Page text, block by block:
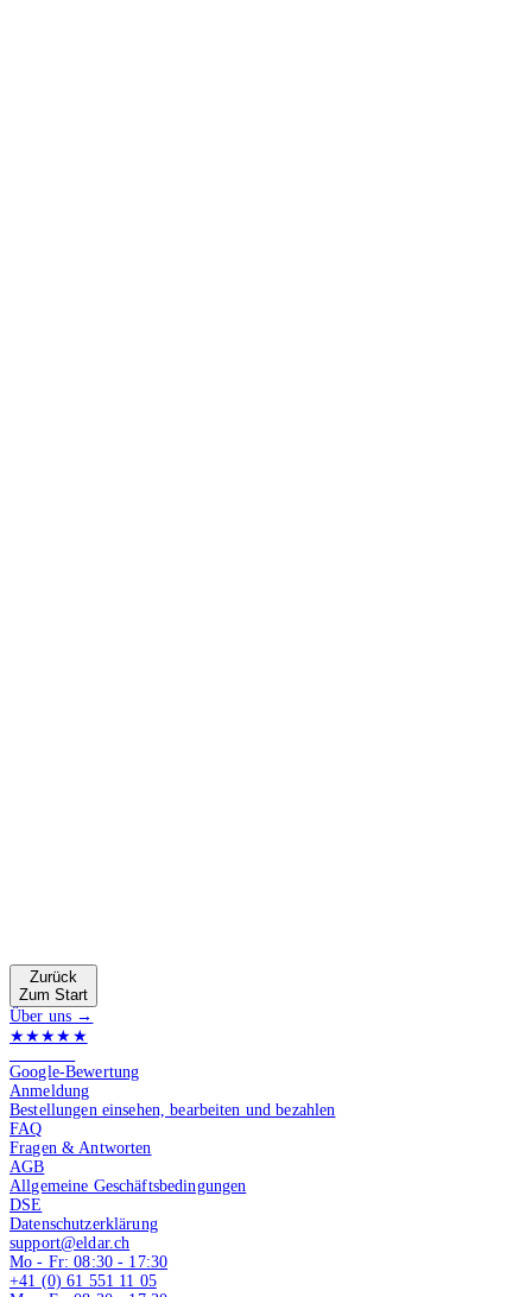
Zurück
Zum Start
Über uns →
★★★★★
Google-Bewertung
Anmeldung
Bestellungen einsehen, bearbeiten und bezahlen
FAQ
Fragen & Antworten
AGB
Allgemeine Geschäftsbedingungen
DSE
Datenschutzerklärung
support@eldar.ch
Mo - Fr: 08:30 - 17:30
+41 (0) 61 551 11 05